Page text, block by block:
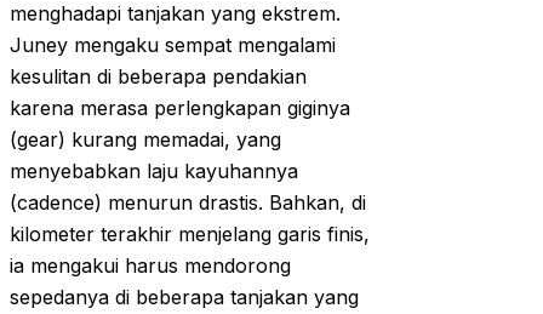
menghadapi tanjakan yang ekstrem.
Juney mengaku sempat mengalami
kesulitan di beberapa pendakian
karena merasa perlengkapan giginya
(gear) kurang memadai, yang
menyebabkan laju kayuhannya
(cadence) menurun drastis. Bahkan, di
kilometer terakhir menjelang garis finis,
ia mengakui harus mendorong
sepedanya di beberapa tanjakan yang